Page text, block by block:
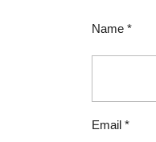
Name *
Email *